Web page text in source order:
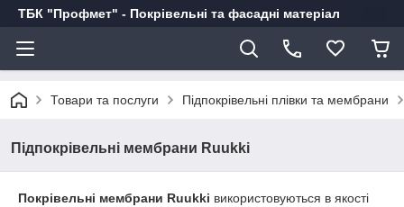
ТБК "Профмет" - Покрівельні та фасадні матеріал
Товари та послуги Підпокрівельні плівки та мембрани
Підпокрівельні мембрани Ruukki
Покрівельні мембрани Ruukki використовуються в якості